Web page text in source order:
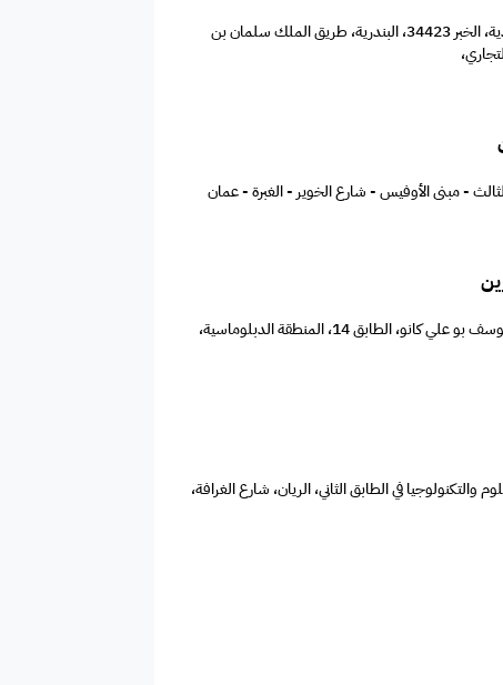
المملكة العربية السعودية، الخبر 34423، البندرية، طريق الملك سلمان بن
طريق رقم 1704، برج يوسف بو علي كانو، الطابق 14، المنطقة الدبلوماسية،
والتكنولوجيا في الطابق الثاني، الريان، شارع الغرافة،